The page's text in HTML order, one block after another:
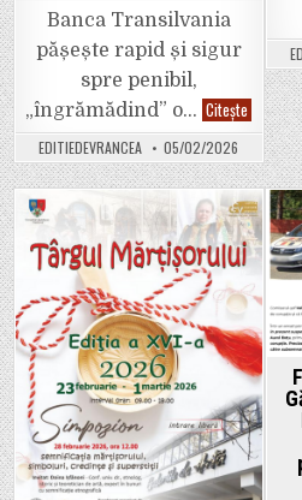
Banca Transilvania
pășește rapid și sigur
spre penibil,
„îngrămădind” o… Citește Banca
limba
română:
„We
really
mean
it”,
„cool”,
„cosy”,
„tap”
și
„app”
într-
un
singur
mesaj.
EDITIEDEVRANCEA 05/02/2026
Posted
in